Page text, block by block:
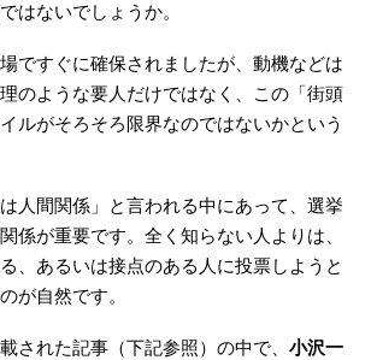
はないでしょうか。
ですぐに確保されましたが、動機などは
のような要人だけではなく、この「街頭
ルがそろそろ限界なのではないかという
人間関係」と言われる中にあって、選挙
係が重要です。全く知らない人よりは、
、あるいは接点のある人に投票しようと
が自然です。
された記事（下記参照）の中で、 小沢一